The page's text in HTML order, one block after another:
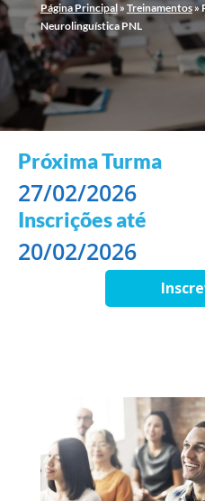
Página Principal» Treinamentos»
Neurolinguística PNL
Próxima Turma
27/02/2026
Inscrições até
20/02/2026